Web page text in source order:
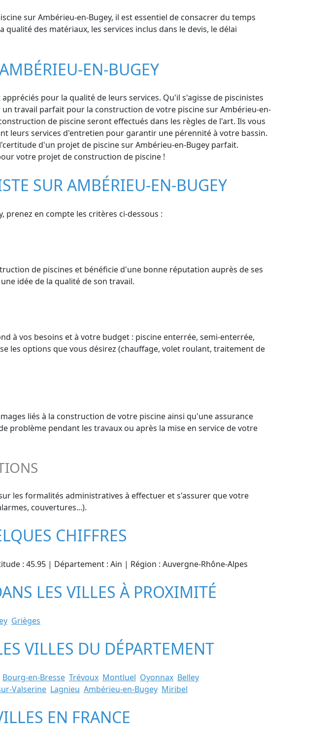
sur Ambérieu-en-Bugey, il est essentiel de consacrer du temps
des matériaux, les services inclus dans le devis, le délai
EN-BUGEY
pour la qualité de leurs services. Qu'il s'agisse de piscinistes
travail parfait pour la construction de votre piscine sur Ambérieu-en-
de piscine seront effectués dans les règles de l'art. Ils vous
leurs services d'entretien pour garantir une pérennité à votre bassin.
d'un projet de piscine sur Ambérieu-en-Bugey parfait.
votre projet de construction de piscine !
SUR AMBÉRIEU-EN-BUGEY
en compte les critères ci-dessous :
de piscines et bénéficie d'une bonne réputation auprès de ses
idée de la qualité de son travail.
à vos besoins et à votre budget : piscine enterrée, semi-enterrée,
les options que vous désirez (chauffage, volet roulant, traitement de
liés à la construction de votre piscine ainsi qu'une assurance
problème pendant les travaux ou après la mise en service de votre
les formalités administratives à effectuer et s'assurer que votre
couvertures...).
CHIFFRES
: 45.95 | Département : Ain | Région : Auvergne-Rhône-Alpes
LES VILLES À PROXIMITÉ
Grièges
VILLES DU DÉPARTEMENT
Bourg-en-Bresse Trévoux Montluel Oyonnax Belley
Valserine Lagnieu Ambérieu-en-Bugey Miribel
EN FRANCE